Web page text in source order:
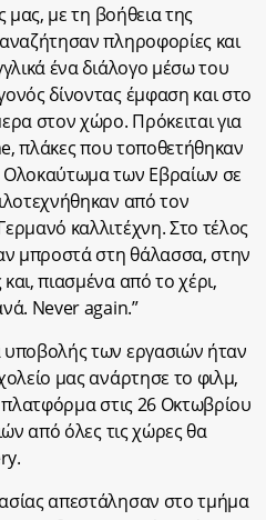
μας, με τη βοήθεια της
πληροφορίες και
ένα διάλογο μέσω του
δίνοντας έμφαση και στο
στον χώρο. Πρόκειται για
πλάκες που τοποθετήθηκαν
των Εβραίων σε
από τον
καλλιτέχνη. Στο τέλος
μπροστά στη θάλασσα, στην
πιασμένα από το χέρι,
Never again.”
των εργασιών ήταν
μας ανάρτησε το φιλμ,
στις 26 Οκτωβρίου
από όλες τις χώρες θα
απεστάλησαν στο τμήμα